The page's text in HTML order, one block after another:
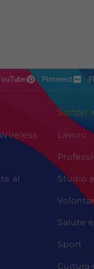
Pinterest
al
Settori
Lavoro
Studio
Salute
Sport
Cultura